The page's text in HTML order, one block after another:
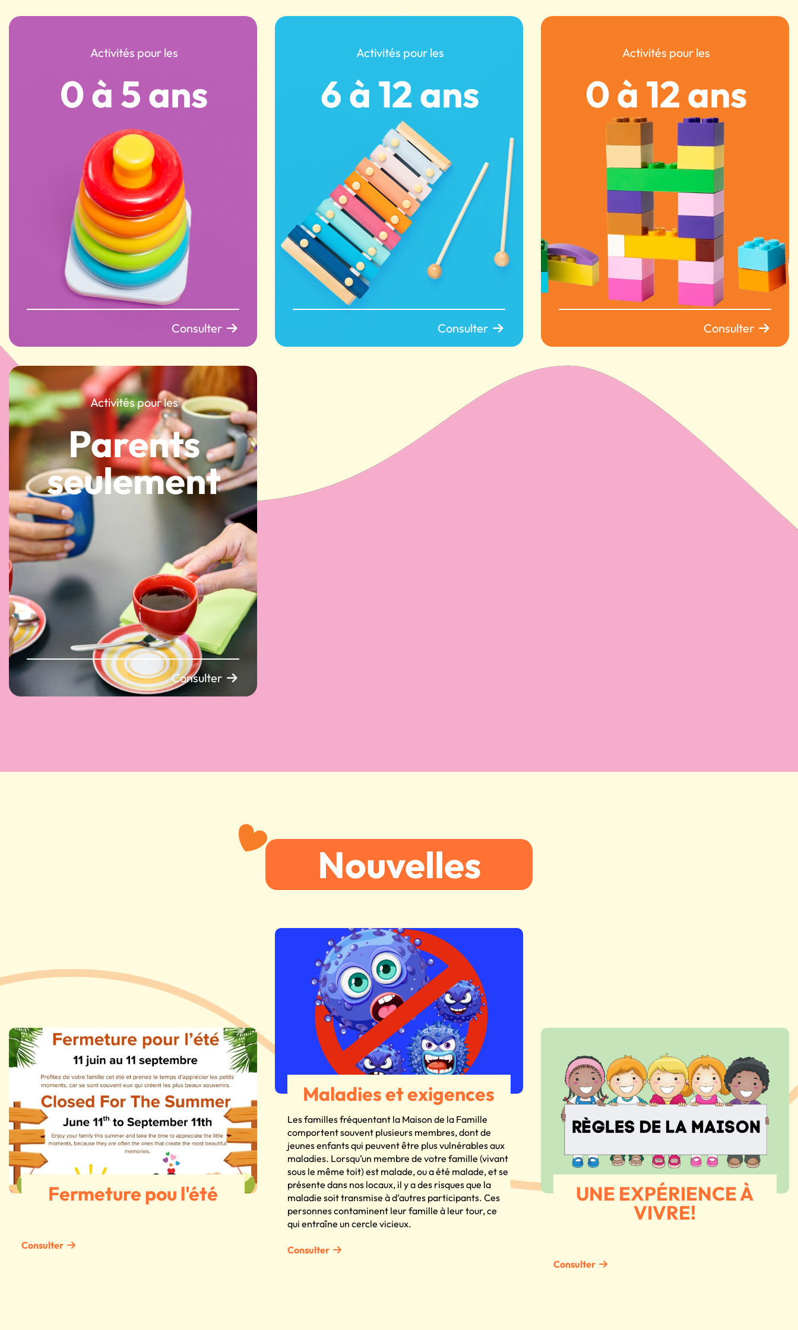
Activités pour les
0 à 5 ans
Consulter
Activités pour les
6 à 12 ans
Consulter
Activités pour les
0 à 12 ans
Consulter
Activités pour les
Parents
seulement
Consulter
Nouvelles
Fermeture pou l'été
Consulter
Maladies et exigences
Les familles fréquentant la Maison de la Famille
comportent souvent plusieurs membres, dont de
jeunes enfants qui peuvent être plus vulnérables aux
maladies. Lorsqu’un membre de votre famille (vivant
sous le même toit) est malade, ou a été malade, et se
présente dans nos locaux, il y a des risques que la
maladie soit transmise à d’autres participants. Ces
personnes contaminent leur famille à leur tour, ce
qui entraîne un cercle vicieux.
Consulter
UNE EXPÉRIENCE À
VIVRE!
Consulter